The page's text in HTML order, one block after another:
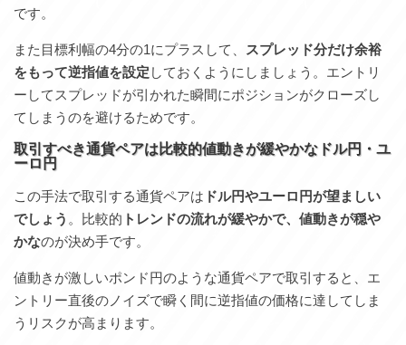
です。
また目標利幅の4分の1にプラスして、
スプレッド分だけ余裕
をもって逆指値を設定 しておくようにしましょう。エントリ
ーしてスプレッドが引かれた瞬間にポジションがクローズし
てしまうのを避けるためです。
取引すべき通貨ペアは比較的値動きが緩やかなドル円・ユ
ーロ円
この手法で取引する通貨ペアは ドル円やユーロ円が望ましい
でしょう 。比較的 トレンドの流れが緩やかで、値動きが穏や
かなのが決め手です。
値動きが激しいポンド円のような通貨ペアで取引すると、エ
ントリー直後のノイズで瞬く間に逆指値の価格に達してしま
うリスクが高まります。